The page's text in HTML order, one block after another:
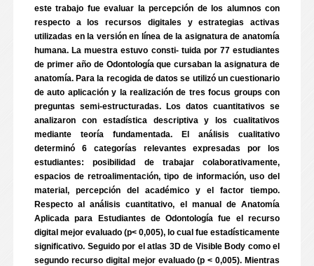
este trabajo fue evaluar la percepción de los alumnos con
respecto a los recursos digitales y estrategias activas
utilizadas en la versión en línea de la asignatura de anatomía
humana. La muestra estuvo consti- tuida por 77 estudiantes
de primer año de Odontología que cursaban la asignatura de
anatomía. Para la recogida de datos se utilizó un cuestionario
de auto aplicación y la realización de tres focus groups con
preguntas semi-estructuradas. Los datos cuantitativos se
analizaron con estadística descriptiva y los cualitativos
mediante teoría fundamentada. El análisis cualitativo
determinó 6 categorías relevantes expresadas por los
estudiantes: posibilidad de trabajar colaborativamente,
espacios de retroalimentación, tipo de información, uso del
material, percepción del académico y el factor tiempo.
Respecto al análisis cuantitativo, el manual de Anatomía
Aplicada para Estudiantes de Odontología fue el recurso
digital mejor evaluado (p< 0,005), lo cual fue estadísticamente
significativo. Seguido por el atlas 3D de Visible Body como el
segundo recurso digital mejor evaluado (p < 0,005). Mientras